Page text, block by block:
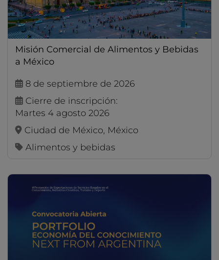
Misión Comercial de Alimentos y Bebidas
a México
8 de septiembre de 2026
Cierre de inscripción:
martes 4 agosto 2026
Ciudad de México, México
Alimentos y bebidas